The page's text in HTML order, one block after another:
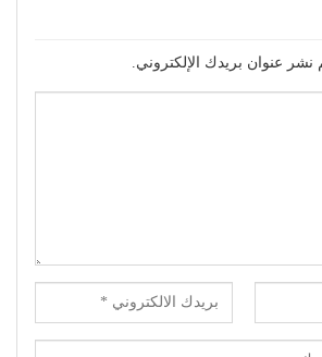
نشر عنوان بريدك الإلكتروني.